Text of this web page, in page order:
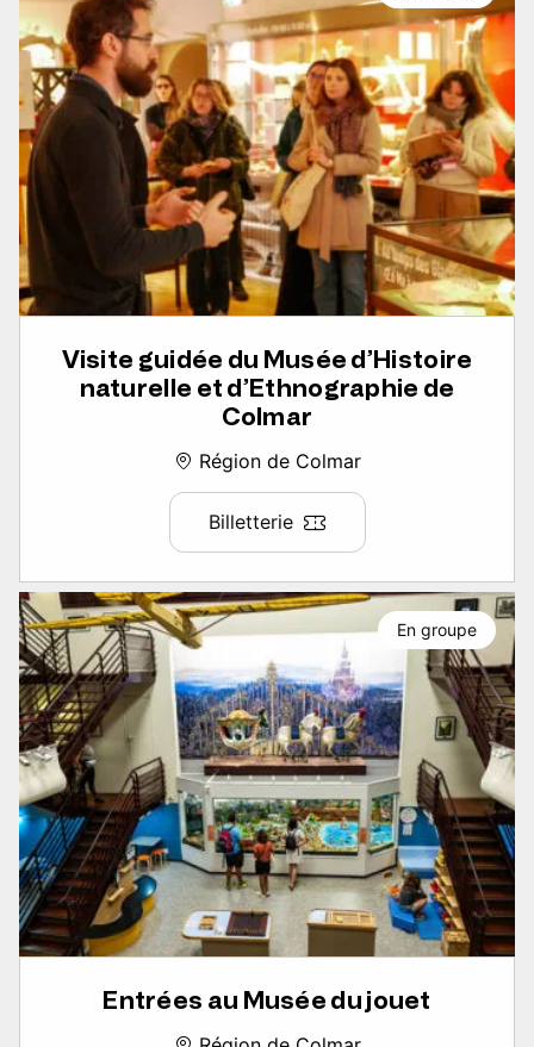
Visite guidée du Musée d’Histoire
naturelle et d’Ethnographie de
Colmar
Région de Colmar
Billetterie
Entrées au Musée du jouet
En groupe